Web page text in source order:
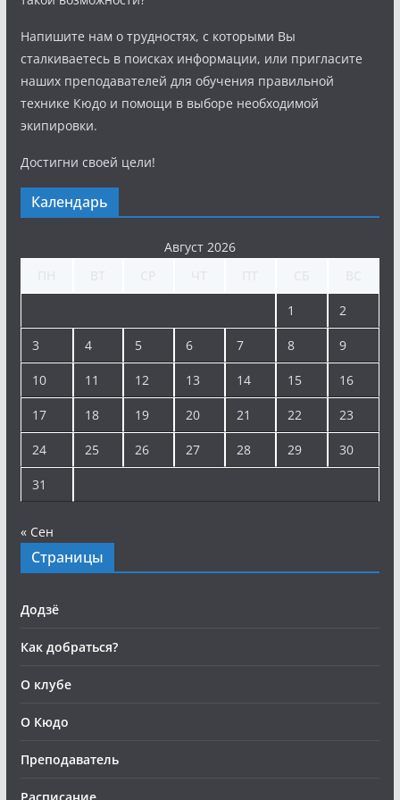
Напишите нам о трудностях, с которыми Вы
сталкиваетесь в поисках информации, или пригласите
наших преподавателей для обучения правильной
технике Кюдо и помощи в выборе необходимой
экипировки.
Достигни своей цели!
Календарь
Август 2026
1 2
3 4 5 6 7 8 9
10 11 12 13 14 15 16
17 18 19 20 21 22 23
24 25 26 27 28 29 30
31
« Сен
Страницы
Додзё
Как добраться?
О клубе
О Кюдо
Преподаватель